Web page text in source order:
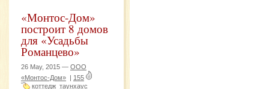
«Монтос-Дом»
построит 8 домов
для «Усадьбы
Романцево»
26 May, 2015 — ООО
«Монтос-Дом»
155
коттедж таунхаус